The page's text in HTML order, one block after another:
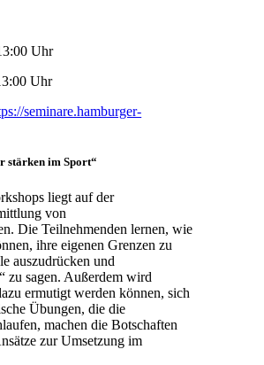
Uhr
Uhr
seminare.hamburger-
stärken im Sport“
liegt auf der
von
Die Teilnehmenden lernen, wie
ihre eigenen Grenzen zu
auszudrücken und
zu sagen. Außerdem wird
ermutigt werden können, sich
Übungen, die die
machen die Botschaften
zur Umsetzung im